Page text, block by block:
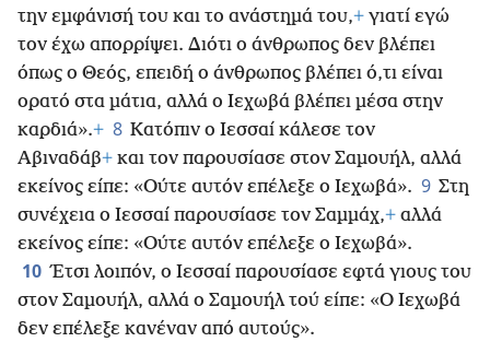
την εμφάνισή του και το ανάστημά του,+ γιατί εγώ
τον έχω απορρίψει. Διότι ο άνθρωπος δεν βλέπει
όπως ο Θεός, επειδή ο άνθρωπος βλέπει ό,τι είναι
ορατό στα μάτια, αλλά ο Ιεχωβά βλέπει μέσα στην
καρδιά».+ 8 Κατόπιν ο Ιεσσαί κάλεσε τον
Αβιναδάβ+ και τον παρουσίασε στον Σαμουήλ, αλλά
εκείνος είπε: «Ούτε αυτόν επέλεξε ο Ιεχωβά». 9 Στη
συνέχεια ο Ιεσσαί παρουσίασε τον Σαμμάχ,+ αλλά
εκείνος είπε: «Ούτε αυτόν επέλεξε ο Ιεχωβά».
10 Έτσι λοιπόν, ο Ιεσσαί παρουσίασε εφτά γιους του
στον Σαμουήλ, αλλά ο Σαμουήλ τού είπε: «Ο Ιεχωβά
δεν επέλεξε κανέναν από αυτούς».